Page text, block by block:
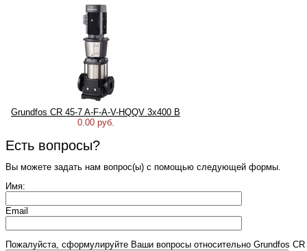
Grundfos CR 45-7 A-F-A-V-HQQV 3х400 В
0.00 руб.
Есть вопросы?
Вы можете задать нам вопрос(ы) с помощью следующей формы.
Имя:
Email
Пожалуйста, сформулируйте Ваши вопросы относительно Grundfos